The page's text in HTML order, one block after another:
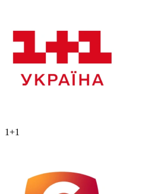
1+1